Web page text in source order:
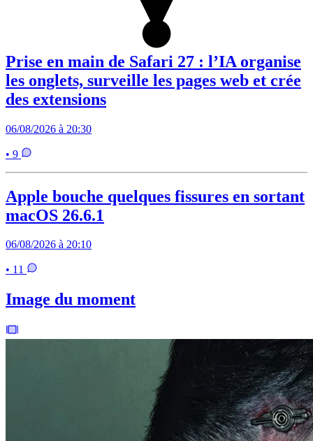
Prise en main de Safari 27 : l’IA organise
les onglets, surveille les pages web et crée
des extensions
06/08/2026 à 20:30
• 9
Apple bouche quelques fissures en sortant
macOS 26.6.1
06/08/2026 à 20:10
• 11
Image du moment